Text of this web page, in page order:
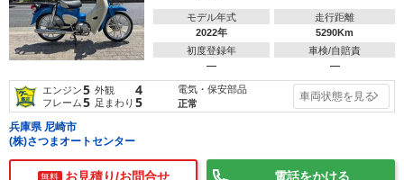
モデル年式
2022年
走行距離
5290Km
初度登録年
―
車検/自賠責
―
エンジン5 外観 4
フレーム5 足まわり 5
電気・保安部品
正常
車両状態を見る
兵庫県 尼崎市
(株)さつまオートセンター
無料 お見積り/お問合せ 電話をかける